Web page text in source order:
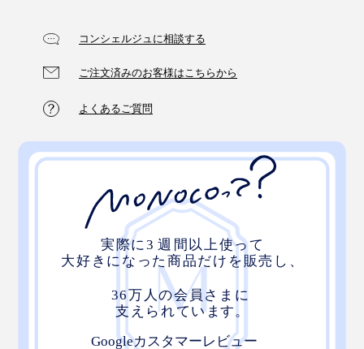
コンシェルジュに相談する
ご注文済みのお客様はこちらから
よくあるご質問